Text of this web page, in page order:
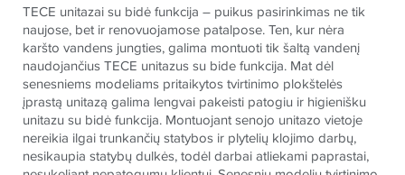
TECE unitazai su bidė funkcija – puikus pasirinkimas ne tik
naujose, bet ir renovuojamose patalpose. Ten, kur nėra
karšto vandens jungties, galima montuoti tik šaltą vandenį
naudojančiusTECE unitazus su bide funkcija. Mat dėl
senesniems modeliams pritaikytos tvirtinimo plokštelės
įprastą unitazą galima lengvai pakeisti patogiu ir higienišku
unitazu su bidė funkcija. Montuojant senojo unitazo vietoje
nereikia ilgai trunkančių statybos ir plytelių klojimo darbų,
nesikaupia statybų dulkės, todėl darbai atliekami paprastai,